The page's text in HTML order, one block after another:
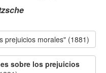
prejuicios morales" (1881)
sobre los prejuicios